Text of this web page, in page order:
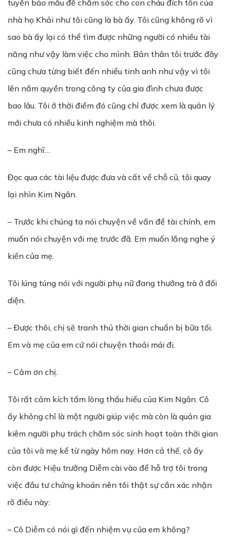
tuyển bảo mẫu để chăm sóc cho con cháu đích tôn của
nhà họ Khải như tôi cũng là bà ấy. Tôi cũng không rõ vì
sao bà ấy lại có thể tìm được những người có nhiều tài
năng như vậy làm việc cho mình. Bản thân tôi trước đây
cũng chưa từng biết đến nhiều tinh anh như vậy vì tôi
lên nắm quyền trong công ty của gia đình chưa được
bao lâu. Tôi ở thời điểm đó cũng chỉ được xem là quản lý
mới chưa có nhiều kinh nghiệm mà thôi.
– Em nghĩ…
Đọc qua các tài liệu được đưa và cất về chỗ cũ, tôi quay
lại nhìn Kim Ngân.
– Trước khi chúng ta nói chuyện về vấn đề tài chính, em
muốn nói chuyện với mẹ trước đã. Em muốn lắng nghe ý
kiến của mẹ.
Tôi lúng túng nói với người phụ nữ đang thưởng trà ở đối
diện.
– Được thôi, chị sẽ tranh thủ thời gian chuẩn bị bữa tối.
Em và mẹ của em cứ nói chuyện thoải mái đi.
– Cảm ơn chị.
Tôi rất cảm kích tấm lòng thấu hiểu của Kim Ngân. Cô
ấy không chỉ là một người giúp việc mà còn là quản gia
kiêm người phụ trách chăm sóc sinh hoạt toàn thời gian
của tôi và mẹ kể từ ngày hôm nay. Hơn cả thế, cô ấy
còn được Hiệu trưởng Diễm cài vào để hỗ trợ tôi trong
việc đầu tư chứng khoán nên tôi thật sự cần xác nhận
rõ điều này:
– Cô Diễm có nói gì đến nhiệm vụ của em không?